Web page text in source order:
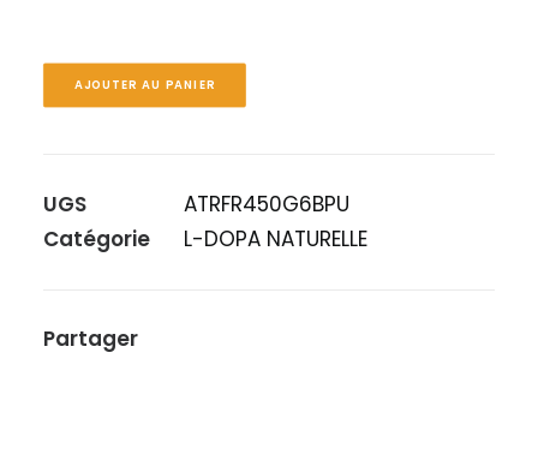
AJOUTER AU PANIER
UGS
ATRFR450G6BPU
Catégorie
L-DOPA NATURELLE
Partager